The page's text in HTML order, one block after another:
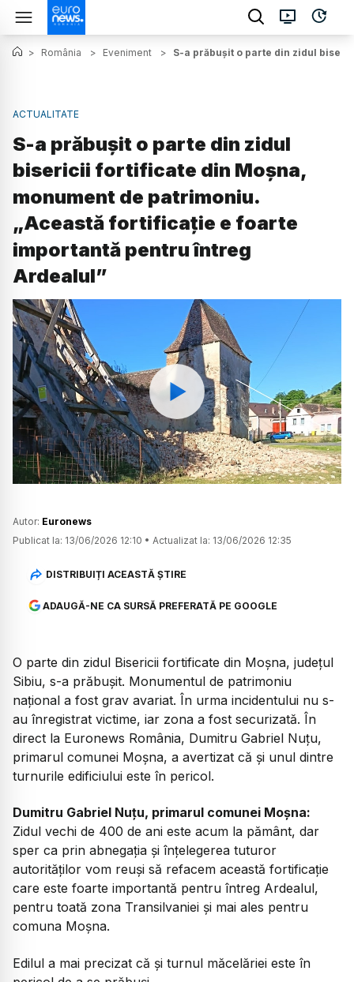
> România > Eveniment > S-a prăbușit o parte din zidul
ACTUALITATE
S-a prăbușit o parte din zidul
bisericii fortificate din Moșna,
monument de patrimoniu.
„Această fortificație e foarte
importantă pentru întreg
Ardealul”
Watch
Autor: Euronews
Publicat la: 13/06/2026 12:10 • Actualizat la: 13/06/2026 12:35
DISTRIBUIȚI ACEASTĂ ȘTIRE
ADAUGĂ-NE CA SURSĂ PREFERATĂ PE GOOGLE
O parte din zidul Bisericii fortificate din Moșna, județul
Sibiu, s-a prăbușit. Monumentul de patrimoniu
național a fost grav avariat. În urma incidentului nu s-
au înregistrat victime, iar zona a fost securizată. În
direct la Euronews România, Dumitru Gabriel Nuțu,
primarul comunei Moșna, a avertizat că și unul dintre
turnurile edificiului este în pericol.
Dumitru Gabriel Nuțu, primarul comunei Moșna:
Zidul vechi de 400 de ani este acum la pământ, dar
sper ca prin abnegația și înțelegerea tuturor
autorităților vom reuși să refacem această fortificație
care este foarte importantă pentru întreg Ardealul,
pentru toată zona Transilvaniei și mai ales pentru
comuna Moșna.
Edilul a mai precizat că și turnul măcelăriei este în